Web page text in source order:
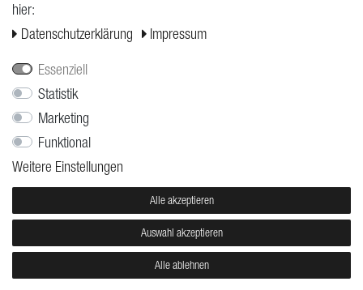
SUMMER STARTER-SET
Tatyou
39,75 €
19,95 €
hier:
Daten­schutz­erklärung
Impressum
Essenziell
Statistik
Marketing
Funktional
Weitere Einstellungen
Alle akzeptieren
Auswahl akzeptieren
Alle ablehnen